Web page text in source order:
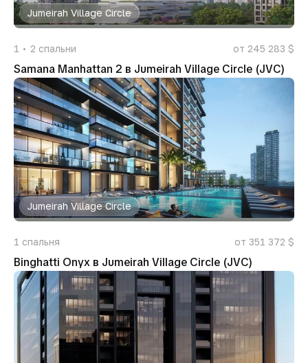
Jumeirah Village Circle
1 2 спальни от 245 283 $
Samana Manhattan 2 в Jumeirah Village Circle (JVC)
Jumeirah Village Circle
1 спальня от 351 372 $
Binghatti Onyx в Jumeirah Village Circle (JVC)